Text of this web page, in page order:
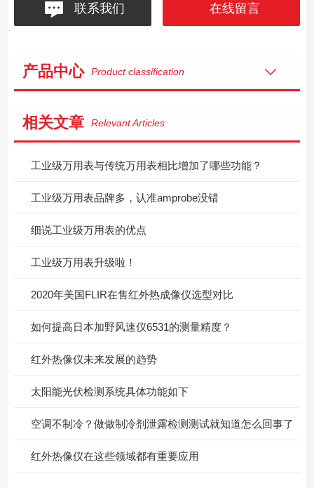
联系我们 在线留言
产品中心 Product classification
相关文章 Relevant Articles
工业级万用表与传统万用表相比增加了哪些功能？
工业级万用表品牌多，认准amprobe没错
细说工业级万用表的优点
工业级万用表升级啦！
2020年美国FLIR在售红外热成像仪选型对比
如何提高日本加野风速仪6531的测量精度？
红外热像仪未来发展的趋势
太阳能光伏检测系统具体功能如下
空调不制冷？做做制冷剂泄露检测测试就知道怎么回事了
红外热像仪在这些领域都有重要应用